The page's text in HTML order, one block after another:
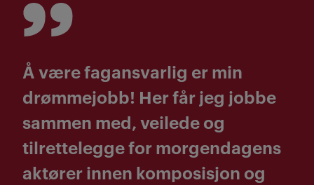
Å være fagansvarlig er min
drømmejobb! Her får jeg jobbe
sammen med, veilede og
tilrettelegge for morgendagens
aktører innen komposisjon og